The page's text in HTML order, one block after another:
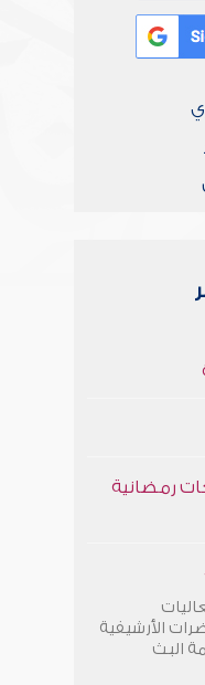
رمضانية
الأرشيفية
البث